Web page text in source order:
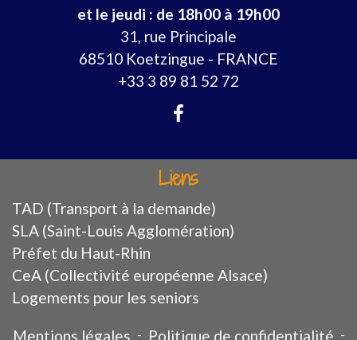
et le jeudi : de 18h00 à 19h00
31, rue Principale
68510 Koetzingue - FRANCE
+33 3 89 81 52 72
Liens
TAD (Transport à la demande)
SLA (Saint-Louis Agglomération)
Préfet du Haut-Rhin
CeA (Collectivité européenne Alsace)
Logements pour les seniors
Mentions légales - Politique de confidentialité -